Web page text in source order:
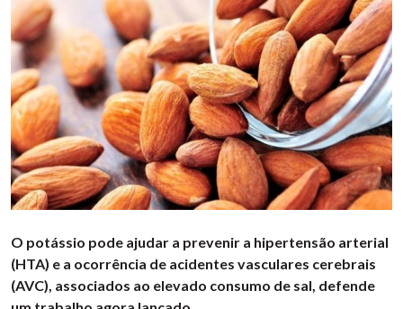
O potássio pode ajudar a prevenir a hipertensão arterial
(HTA) e a ocorrência de acidentes vasculares cerebrais
(AVC), associados ao elevado consumo de sal, defende